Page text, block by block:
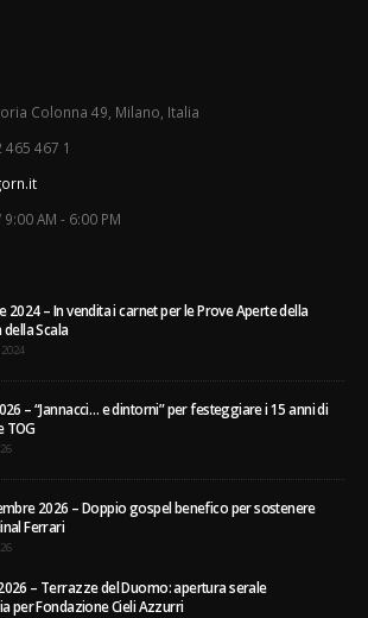
Colonna 49, Milano, Italia
465 467 1
9:00 AM - 6:00 PM
2024 – In vendita i carnet per le Prove Aperte della
Scala
– “Jannacci… e dintorni” per festeggiare i 15 anni di
TOG
2026 – Doppio gospel benefico per sostenere
Ferrari
– Terrazze del Duomo: apertura serale
per Fondazione Cieli Azzurri